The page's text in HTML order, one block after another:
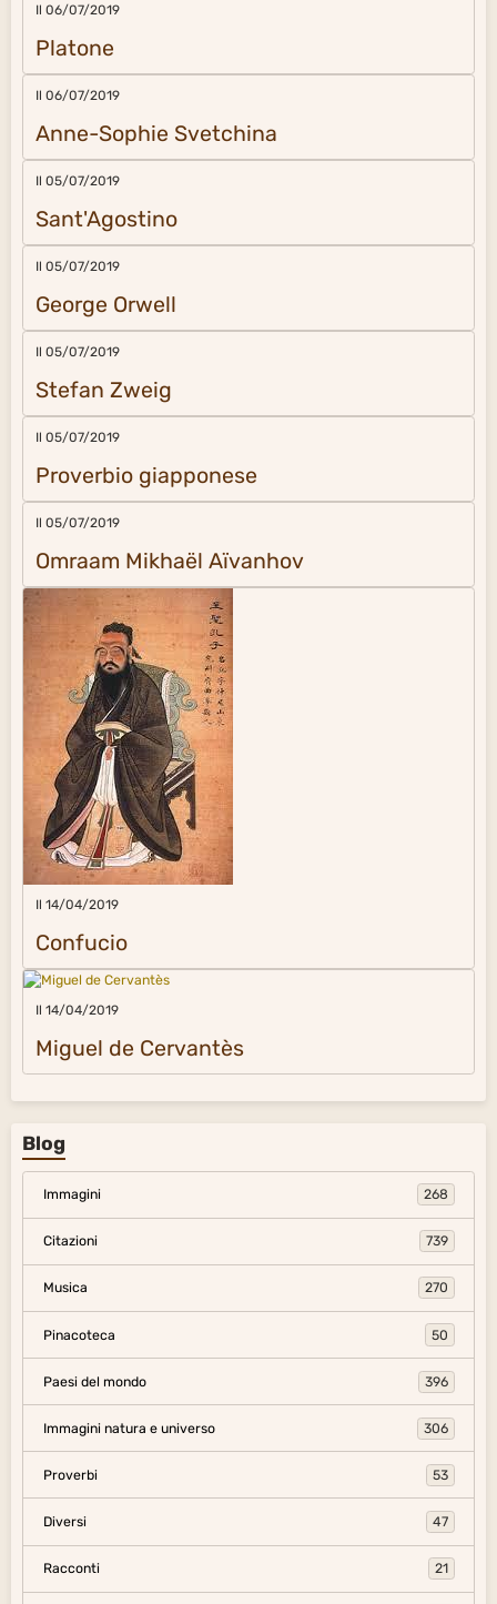
Il 06/07/2019
Platone
Il 06/07/2019
Anne-Sophie Svetchina
Il 05/07/2019
Sant'Agostino
Il 05/07/2019
George Orwell
Il 05/07/2019
Stefan Zweig
Il 05/07/2019
Proverbio giapponese
Il 05/07/2019
Omraam Mikhaël Aïvanhov
Il 14/04/2019
Confucio
Il 14/04/2019
Miguel de Cervantès
Blog
Immagini 268
Citazioni 739
Musica 270
Pinacoteca 50
Paesi del mondo 396
Immagini natura e universo 306
Proverbi 53
Diversi 47
Racconti 21